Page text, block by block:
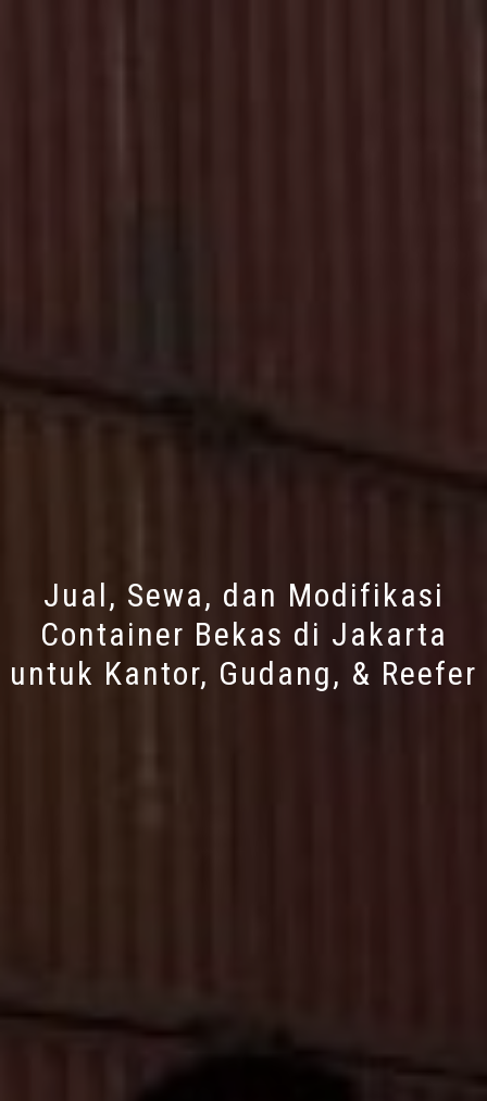
Jual, Sewa, dan Modifikasi
Container Bekas di Jakarta
untuk Kantor, Gudang, & Reefer